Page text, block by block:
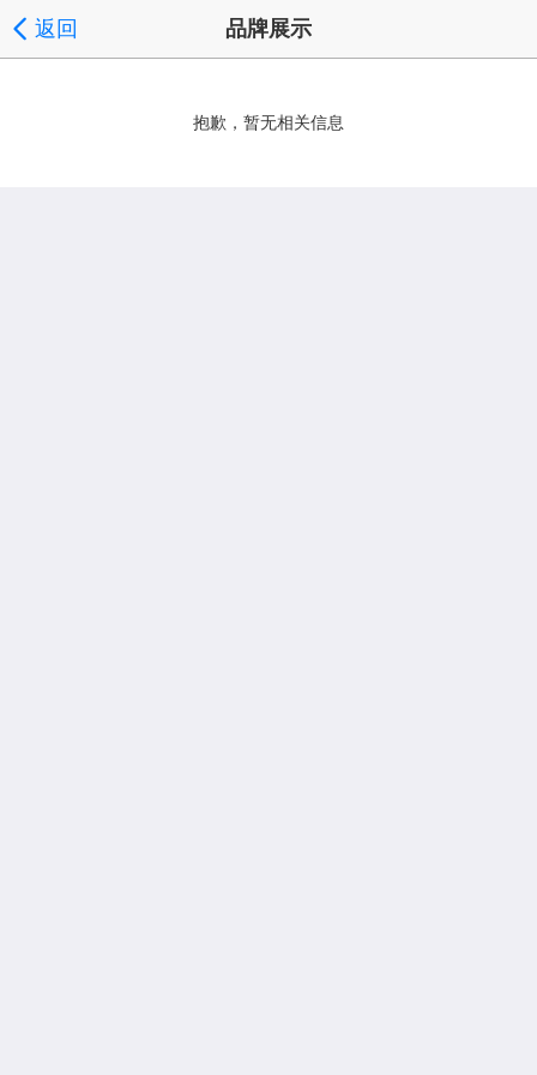
返回 品牌展示
抱歉，暂无相关信息